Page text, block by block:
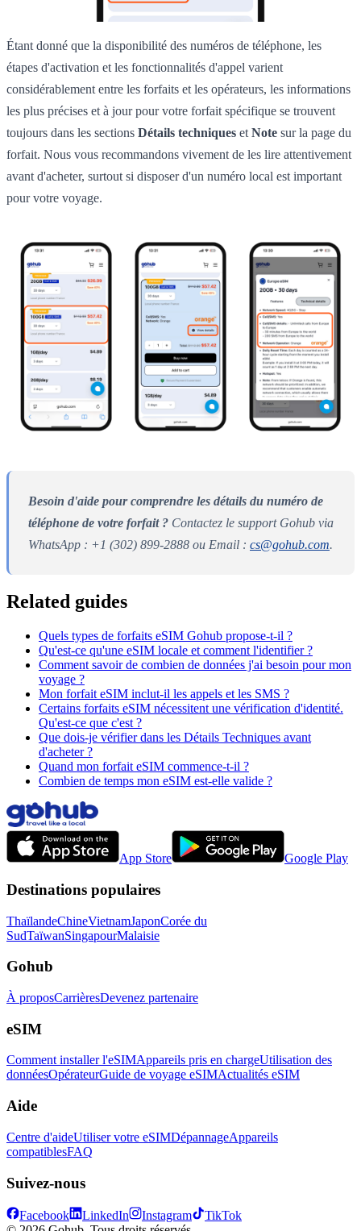
Étant donné que la disponibilité des numéros de téléphone, les
étapes d'activation et les fonctionnalités d'appel varient
considérablement entre les forfaits et les opérateurs, les informations
les plus précises et à jour pour votre forfait spécifique se trouvent
toujours dans les sections Détails techniques et Note sur la page du
forfait. Nous vous recommandons vivement de les lire attentivement
avant d'acheter, surtout si disposer d'un numéro local est important
pour votre voyage.
Besoin d'aide pour comprendre les détails du numéro de
téléphone de votre forfait ? Contactez le support Gohub via
WhatsApp : +1 (302) 899-2888 ou Email : cs@gohub.com.
Related guides
Quels types de forfaits eSIM Gohub propose-t-il ?
Qu'est-ce qu'une eSIM locale et comment l'identifier ?
Comment savoir de combien de données j'ai besoin pour mon
voyage ?
Mon forfait eSIM inclut-il les appels et les SMS ?
Certains forfaits eSIM nécessitent une vérification d'identité.
Qu'est-ce que c'est ?
Que dois-je vérifier dans les Détails Techniques avant
d'acheter ?
Quand mon forfait eSIM commence-t-il ?
Combien de temps mon eSIM est-elle valide ?
App Store Google Play
Destinations populaires
ThaïlandeChineVietnamJaponCorée du
SudTaïwanSingapourMalaisie
Gohub
À proposCarrièresDevenez partenaire
eSIM
Comment installer l'eSIMAppareils pris en chargeUtilisation des
donnéesOpérateurGuide de voyage eSIMActualités eSIM
Aide
Centre d'aideUtiliser votre eSIMDépannageAppareils
compatiblesFAQ
Suivez-nous
Facebook LinkedIn Instagram
TikTok